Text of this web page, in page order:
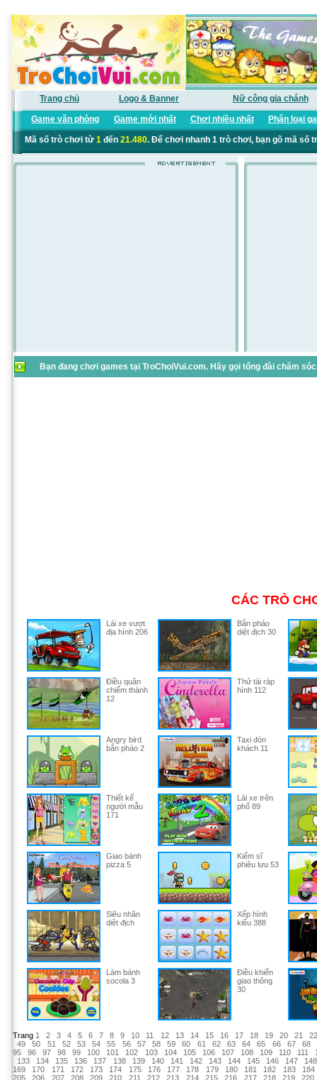
Trang chủ Logo & Banner Nữ công gia chánh
Game văn phòng Game mới nhất Chơi nhiều nhất Phân loại
Mã số trò chơi từ 1đến 21.480. Để chơi nhanh 1 trò chơi, bạn gõ mã số
Bạn đang chơi games tại TroChoiVui.com. Hãy gọi tổng đài chăm
CÁC TRÒ
Lái xe vượt
địa hình 206
Bắn pháo
diệt địch 30
Điều quân
chiếm thành
12
Thử tài ráp
hình 112
Angry bird
bắn pháo 2
Taxi đón
khách 11
Thiết kế
người mẫu
171
Lái xe trên
phố 89
Giao bánh
pizza 5
Kiếm sĩ
phiêu lưu 53
Siêu nhân
diệt địch
Xếp hình
kiểu 388
Làm bánh
socola 3
Điều khiển
giao thông
30
Trang 1 2 3 4 5 6 7 8 9 10 11 12 13 14 15 16 17 18 19 20 21
22
49
50 51 52 53 54 55 56 57 58 59 60 61 62 63 64 65 66 67
68
95
96 97 98 99 100 101 102 103 104 105 106 107 108 109 110 111
133
134 135 136 137 138 139 140 141 142 143 144 145 146 147
148
169
170 171 172 173 174 175 176 177 178 179 180 181 182 183
184
205
206 207 208 209 210 211 212 213 214 215 216 217 218 219
220